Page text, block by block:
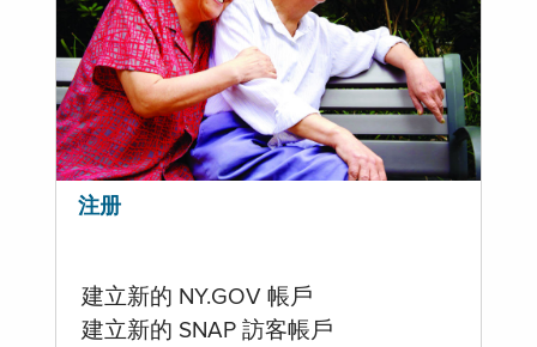
注册
建立新的 NY.GOV 帳戶
建立新的 SNAP 訪客帳戶